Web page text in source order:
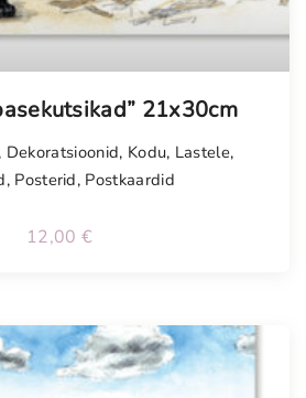
21x30cm
, Dekoratsioonid, Kodu, Lastele,
, Posterid, Postkaardid
12,00 €